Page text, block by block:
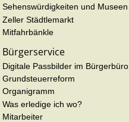
Sehenswürdigkeiten und Museen
Zeller Städtlemarkt
Mitfahrbänkle
Bürgerservice
Digitale Passbilder im Bürgerbüro
Grundsteuerreform
Organigramm
Was erledige ich wo?
Mitarbeiter